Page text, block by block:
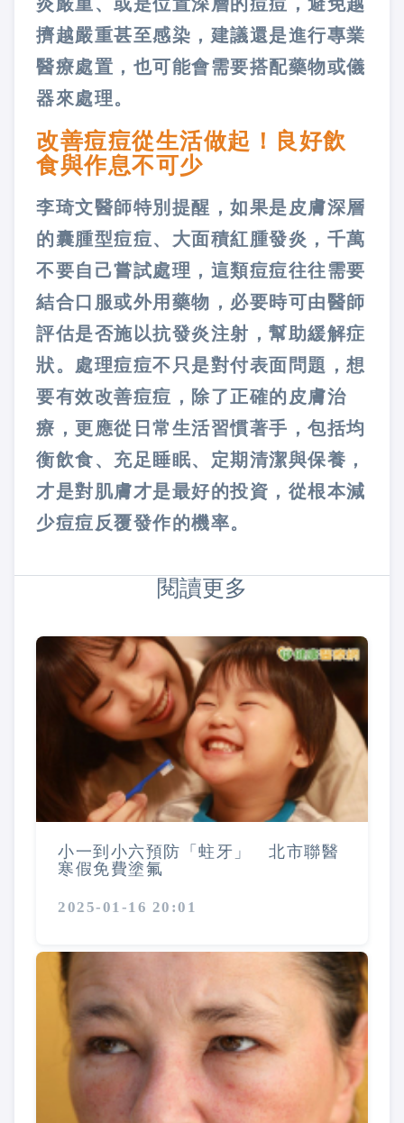
擠越嚴重甚至感染，建議還是進行專業
醫療處置，也可能會需要搭配藥物或儀
器來處理。
改善痘痘從生活做起！良好飲
食與作息不可少
李琦文醫師特別提醒，如果是皮膚深層
的囊腫型痘痘、大面積紅腫發炎，千萬
不要自己嘗試處理，這類痘痘往往需要
結合口服或外用藥物，必要時可由醫師
評估是否施以抗發炎注射，幫助緩解症
狀。處理痘痘不只是對付表面問題，想
要有效改善痘痘，除了正確的皮膚治
療，更應從日常生活習慣著手，包括均
衡飲食、充足睡眠、定期清潔與保養，
才是對肌膚才是最好的投資，從根本減
少痘痘反覆發作的機率。
閱讀更多
小一到小六預防「蛀牙」 北市聯醫
寒假免費塗氟
2025-01-16 20:01